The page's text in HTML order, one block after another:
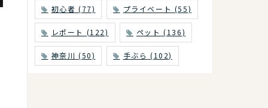
初心者 (77) プライベート (55)
レポート (122) ペット (136)
神奈川 (50) 手ぶら (102)